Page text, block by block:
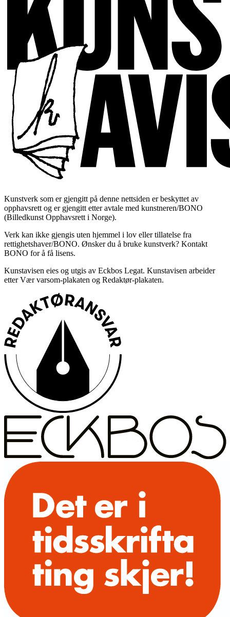
Kunstverk som er gjengitt på denne nettsiden er beskyttet av
opphavsrett og er gjengitt etter avtale med kunstneren/BONO
(Billedkunst Opphavsrett i Norge).
Verk kan ikke gjengis uten hjemmel i lov eller tillatelse fra
rettighetshaver/BONO. Ønsker du å bruke kunstverk? Kontakt
BONO for å få lisens.
Kunstavisen eies og utgis av Eckbos Legat. Kunstavisen arbeider
etter Vær varsom-plakaten og Redaktør-plakaten.